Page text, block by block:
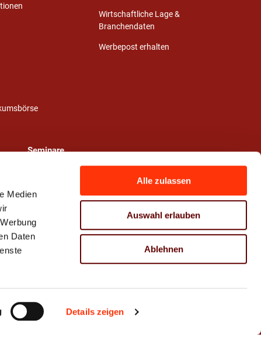
Medien
Daten
Details zeigen
Alle zulassen
Auswahl erlauben
Ablehnen
Wirtschaftliche Lage &
Branchendaten
Werbepost erhalten
Seminare